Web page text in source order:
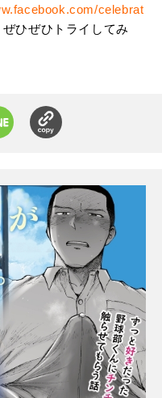
celebrat
ひぜひトライしてみ